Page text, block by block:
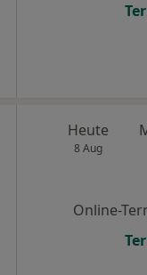
Heute
8 Aug
Online-